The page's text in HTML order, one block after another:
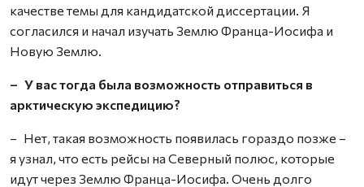
качест­ве темы для кандидатской диссертации. Я
согласился и начал изучать Землю Франца-Иосифа и
Новую Землю.
– У вас тогда была возможность отправиться в
арктическую экспедицию?
– Нет, такая возможность появилась гораздо позже –
я узнал, что есть рейсы на Северный полюс, которые
идут через Землю Франца-Иосифа. Очень долго